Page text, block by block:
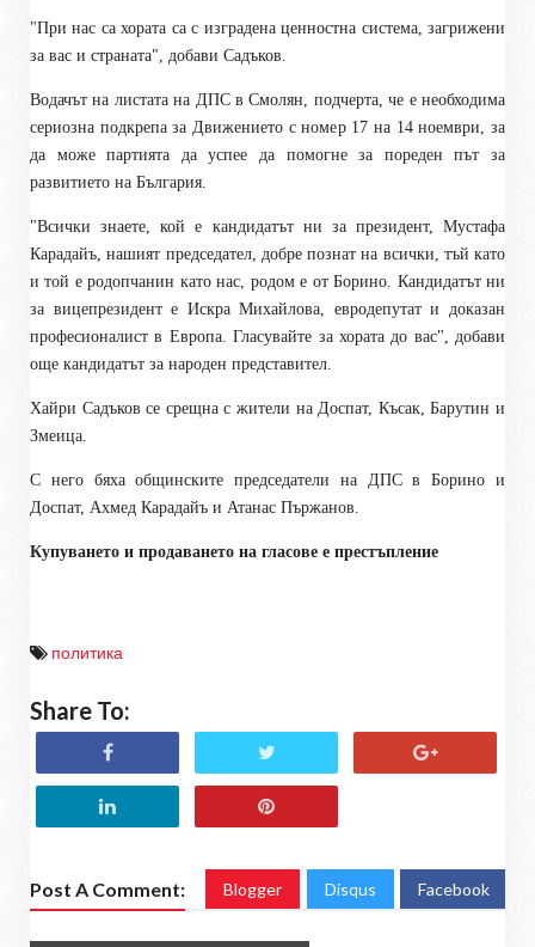
"При нас са хората са с изградена ценностна система, загрижени
за вас и страната", добави Садъков.
Водачът на листата на ДПС в Смолян, подчерта, че е необходима
сериозна подкрепа за Движението с номер 17 на 14 ноември, за
да може партията да успее да помогне за пореден път за
развитието на България.
"Всички знаете, кой е кандидатът ни за президент, Мустафа
Карадайъ, нашият председател, добре познат на всички, тъй като
и той е родопчанин като нас, родом е от Борино. Кандидатът ни
за вицепрезидент е Искра Михайлова, евродепутат и доказан
професионалист в Европа. Гласувайте за хората до вас", добави
още кандидатът за народен представител.
Хайри Садъков се срещна с жители на Доспат, Късак, Барутин и
Змеица.
С него бяха общинските председатели на ДПС в Борино и
Доспат, Ахмед Карадайъ и Атанас Пържанов.
Купуването и продаването на гласове е престъпление
политика
Share To:
Post A Comment: Blogger Disqus Facebook